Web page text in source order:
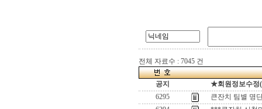
전체 자료수 : 7045 건
공지
★회원정보수정
6295
큰잔치 팀별 명